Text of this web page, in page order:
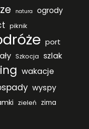
natura ogrody
piknik
port
Szkocja szlak
wakacje
wyspy
zieleń zima